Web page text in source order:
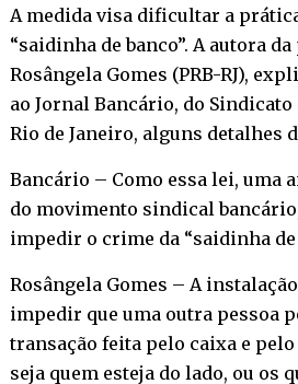
A medida visa dificultar a
“saidinha de banco”. A autora
Rosângela Gomes (PRB-RJ),
ao Jornal Bancário, do
Rio de Janeiro, alguns detalhes
Bancário – Como essa lei, uma
do movimento sindical
impedir o crime da “saidinha de
Rosângela Gomes – A
impedir que uma outra pessoa
transação feita pelo caixa e
seja quem esteja do lado, ou os